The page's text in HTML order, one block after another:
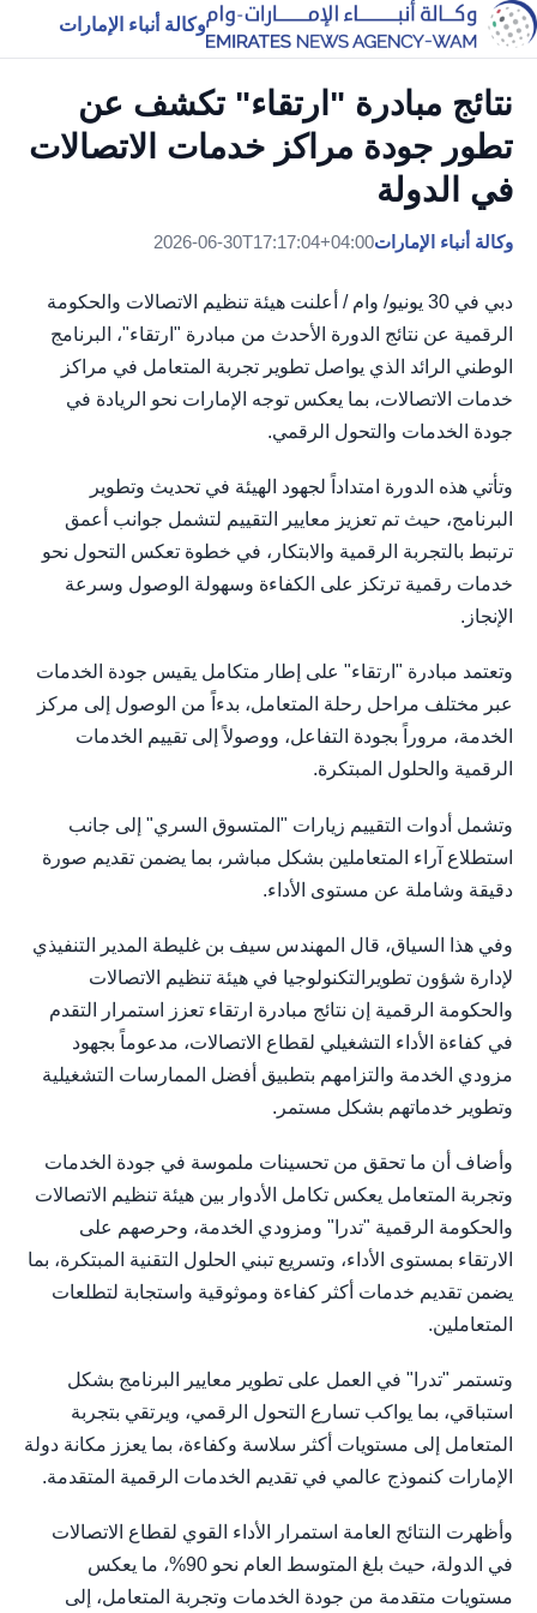
وكالة أنباء الإمارات
نتائج مبادرة "ارتقاء" تكشف عن
تطور جودة مراكز خدمات الاتصالات
في الدولة
وكالة أنباء الإمارات2026-06-30T17:17:04+04:00
دبي في 30 يونيو/ وام / أعلنت هيئة تنظيم الاتصالات والحكومة
الرقمية عن نتائج الدورة الأحدث من مبادرة "ارتقاء"، البرنامج
الوطني الرائد الذي يواصل تطوير تجربة المتعامل في مراكز
خدمات الاتصالات، بما يعكس توجه الإمارات نحو الريادة في
جودة الخدمات والتحول الرقمي.
وتأتي هذه الدورة امتداداً لجهود الهيئة في تحديث وتطوير
البرنامج، حيث تم تعزيز معايير التقييم لتشمل جوانب أعمق
ترتبط بالتجربة الرقمية والابتكار، في خطوة تعكس التحول نحو
خدمات رقمية ترتكز على الكفاءة وسهولة الوصول وسرعة
الإنجاز.
وتعتمد مبادرة "ارتقاء" على إطار متكامل يقيس جودة الخدمات
عبر مختلف مراحل رحلة المتعامل، بدءاً من الوصول إلى مركز
الخدمة، مروراً بجودة التفاعل، ووصولاً إلى تقييم الخدمات
الرقمية والحلول المبتكرة.
وتشمل أدوات التقييم زيارات "المتسوق السري" إلى جانب
استطلاع آراء المتعاملين بشكل مباشر، بما يضمن تقديم صورة
دقيقة وشاملة عن مستوى الأداء.
وفي هذا السياق، قال المهندس سيف بن غليطة المدير التنفيذي
لإدارة شؤون تطويرالتكنولوجيا في هيئة تنظيم الاتصالات
والحكومة الرقمية إن نتائج مبادرة ارتقاء تعزز استمرار التقدم
في كفاءة الأداء التشغيلي لقطاع الاتصالات، مدعوماً بجهود
مزودي الخدمة والتزامهم بتطبيق أفضل الممارسات التشغيلية
وتطوير خدماتهم بشكل مستمر.
وأضاف أن ما تحقق من تحسينات ملموسة في جودة الخدمات
وتجربة المتعامل يعكس تكامل الأدوار بين هيئة تنظيم الاتصالات
والحكومة الرقمية "تدرا" ومزودي الخدمة، وحرصهم على
الارتقاء بمستوى الأداء، وتسريع تبني الحلول التقنية المبتكرة، بما
يضمن تقديم خدمات أكثر كفاءة وموثوقية واستجابة لتطلعات
المتعاملين.
وتستمر "تدرا" في العمل على تطوير معايير البرنامج بشكل
استباقي، بما يواكب تسارع التحول الرقمي، ويرتقي بتجربة
المتعامل إلى مستويات أكثر سلاسة وكفاءة، بما يعزز مكانة دولة
الإمارات كنموذج عالمي في تقديم الخدمات الرقمية المتقدمة.
وأظهرت النتائج العامة استمرار الأداء القوي لقطاع الاتصالات
في الدولة، حيث بلغ المتوسط العام نحو 90%، ما يعكس
مستويات متقدمة من جودة الخدمات وتجربة المتعامل، إلى